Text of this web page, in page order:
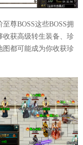
尊BOSS这些BOSS拥
收获高级转生装备、珍
都可能成为你收获珍